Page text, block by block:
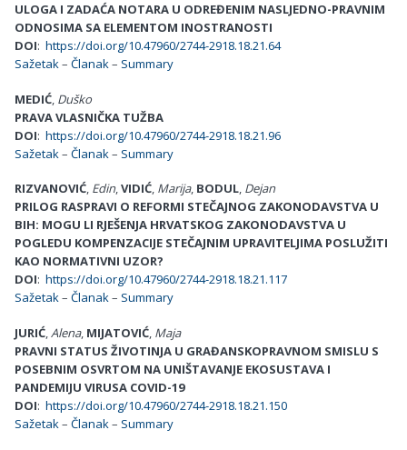
ULOGA I ZADAĆA NOTARA U ODREĐENIM NASLJEDNO-PRAVNIM
ODNOSIMA SA ELEMENTOM INOSTRANOSTI
DOI: https://doi.org/10.47960/2744-2918.18.21.64
Sažetak– Članak– Summary
MEDIĆ Duško
PRAVA VLASNIČKA TUŽBA
DOI: https://doi.org/10.47960/2744-2918.18.21.96
Sažetak – Članak – Summary
RIZVANOVIĆ, Edin,VIDIĆ, Marija, BODUL, Dejan
PRILOG RASPRAVI O REFORMI STEČAJNOG ZAKONODAVSTVA U
BIH: MOGU LI RJEŠENJA HRVATSKOG ZAKONODAVSTVA U
POGLEDU KOMPENZACIJE STEČAJNIM UPRAVITELJIMA POSLUŽITI
KAO NORMATIVNI UZOR?
DOI: https://doi.org/10.47960/2744-2918.18.21.117
Sažetak– Članak– Summary
JURIĆ,Alena, MIJATOVIĆ, Maja
PRAVNI STATUS ŽIVOTINJA U GRAĐANSKOPRAVNOM SMISLU S
POSEBNIM OSVRTOM NA UNIŠTAVANJE EKOSUSTAVA I
PANDEMIJU VIRUSA COVID-19
DOI: https://doi.org/10.47960/2744-2918.18.21.150
Sažetak– Članak– Summary